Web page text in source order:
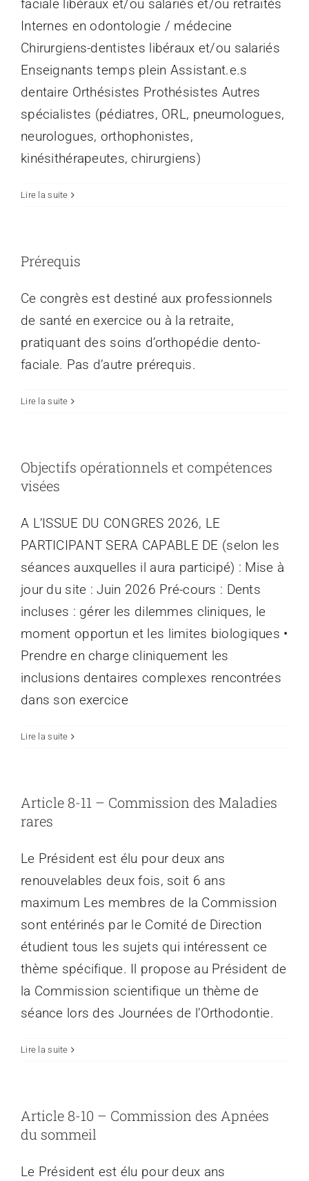
faciale libéraux et/ou salariés et/ou retraités
Internes en odontologie / médecine
Chirurgiens-dentistes libéraux et/ou salariés
Enseignants temps plein Assistant.e.s
dentaire Orthésistes Prothésistes Autres
spécialistes (pédiatres, ORL, pneumologues,
neurologues, orthophonistes,
kinésithérapeutes, chirurgiens)
Lire la suite
Prérequis
Ce congrès est destiné aux professionnels
de santé en exercice ou à la retraite,
pratiquant des soins d’orthopédie dento-
faciale. Pas d’autre prérequis.
Lire la suite
Objectifs opérationnels et compétences
visées
A L’ISSUE DU CONGRES 2026, LE
PARTICIPANT SERA CAPABLE DE (selon les
séances auxquelles il aura participé) : Mise à
jour du site : Juin 2026 Pré-cours : Dents
incluses : gérer les dilemmes cliniques, le
moment opportun et les limites biologiques •
Prendre en charge cliniquement les
inclusions dentaires complexes rencontrées
dans son exercice
Lire la suite
Article 8-11 – Commission des Maladies
rares
Le Président est élu pour deux ans
renouvelables deux fois, soit 6 ans
maximum Les membres de la Commission
sont entérinés par le Comité de Direction
étudient tous les sujets qui intéressent ce
thème spécifique. Il propose au Président de
la Commission scientifique un thème de
séance lors des Journées de l’Orthodontie.
Lire la suite
Article 8-10 – Commission des Apnées
du sommeil
Le Président est élu pour deux ans